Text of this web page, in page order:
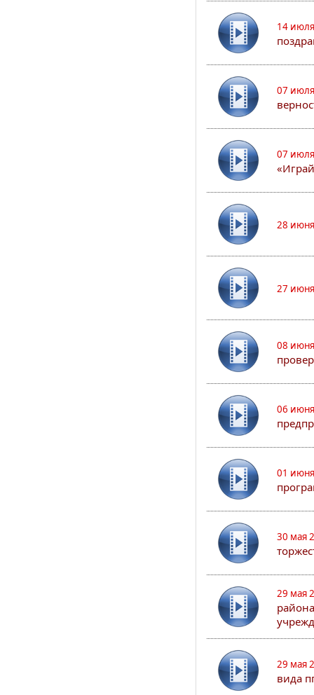
14
07
07
28
27
08
06
01
30 мая
29 мая
29 мая
вида